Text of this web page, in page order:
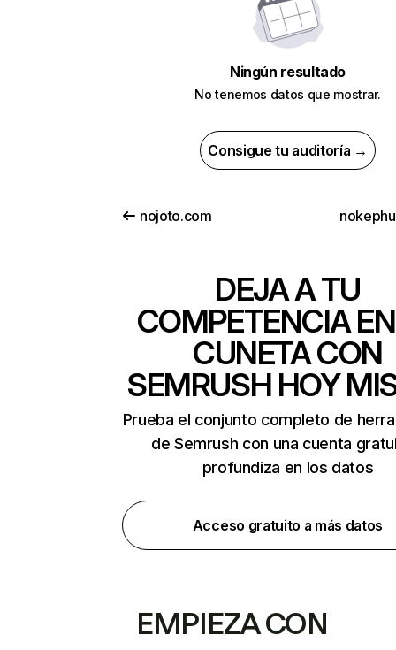
Ningún resultado
No tenemos datos que mostrar.
Consigue tu auditoría →
nojoto.com
DEJA A TU
COMPETENCIA
CUNETA CON
SEMRUSH HOY
Prueba el conjunto completo de
de Semrush con una cuenta
profundiza en los datos
Acceso gratuito a más datos
EMPIEZA CON